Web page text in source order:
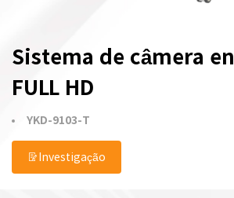
Sistema de câmera
FULL HD
YKD-9103-T
Investigação